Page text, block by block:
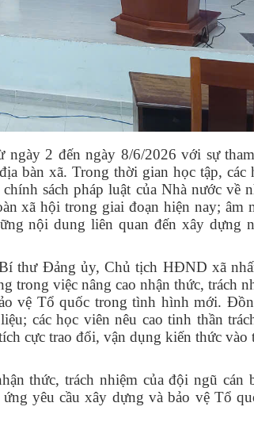
2 đến ngày 8/6/2026 với sự
bàn xã. Trong thời gian học tập, các
sách pháp luật của Nhà nước về
xã hội trong giai đoạn hiện nay; âm
nội dung liên quan đến xây dựng
thư Đảng ủy, Chủ tịch HĐND xã
trong việc nâng cao nhận thức, trách
vệ Tổ quốc trong tình hình mới.
các học viên nêu cao tinh thần
cực trao đổi, vận dụng kiến thức vào
thức, trách nhiệm của đội ngũ cán
yêu cầu xây dựng và bảo vệ Tổ